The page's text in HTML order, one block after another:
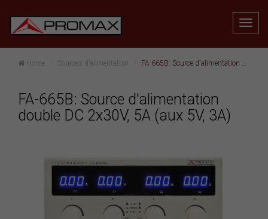
Home Sources d’alimentation FA-665B: Source d'alimentation double DC 2x30V, 5A (aux 5V, 3A)
FA-665B: Source d'alimentation
double DC 2x30V, 5A (aux 5V, 3A)